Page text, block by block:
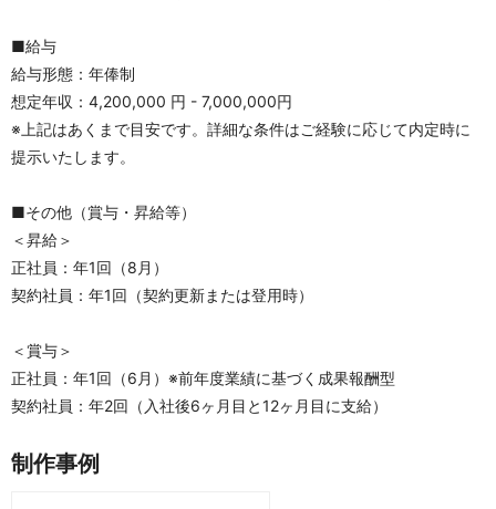
■給与
給与形態：年俸制
想定年収：4,200,000 円 - 7,000,000円
※上記はあくまで目安です。詳細な条件はご経験に応じて内定時に
提示いたします。
■その他（賞与・昇給等）
＜昇給＞
正社員：年1回（8月）
契約社員：年1回（契約更新または登用時）
＜賞与＞
正社員：年1回（6月）※前年度業績に基づく成果報酬型
契約社員：年2回（入社後6ヶ月目と12ヶ月目に支給）
制作事例